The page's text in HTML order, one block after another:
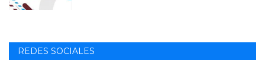
REDES SOCIALES